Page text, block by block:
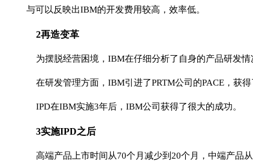
与可以反映出IBM的开发费用较高，效率低。
2再造变革
为摆脱经营困境，IBM在仔细分析了自身的产品研发
在研发管理方面，IBM引进了PRTM公司的PACE，获
IPD在IBM实施3年后，IBM公司获得了很大的成功。
3实施IPD之后
高端产品上市时间从70个月减少到20个月，中端产品